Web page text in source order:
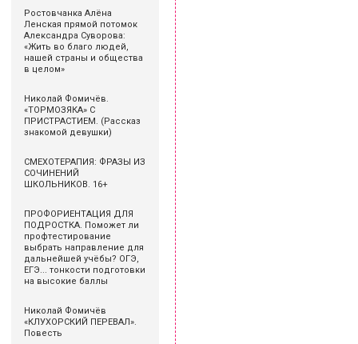
Ростовчанка Алёна
Ленская прямой потомок
Александра Суворова:
«Жить во благо людей,
нашей страны и общества
в целом»
Николай Фомичёв.
«ТОРМОЗЯКА» С
ПРИСТРАСТИЕМ. (Рассказ
знакомой девушки)
СМЕХОТЕРАПИЯ: ФРАЗЫ ИЗ
СОЧИНЕНИЙ
ШКОЛЬНИКОВ. 16+
ПРОФОРИЕНТАЦИЯ ДЛЯ
ПОДРОСТКА. Поможет ли
профтестирование
выбрать направление для
дальнейшей учёбы? ОГЭ,
ЕГЭ... тонкости подготовки
на высокие баллы
Николай Фомичёв
«КЛУХОРСКИЙ ПЕРЕВАЛ».
Повесть